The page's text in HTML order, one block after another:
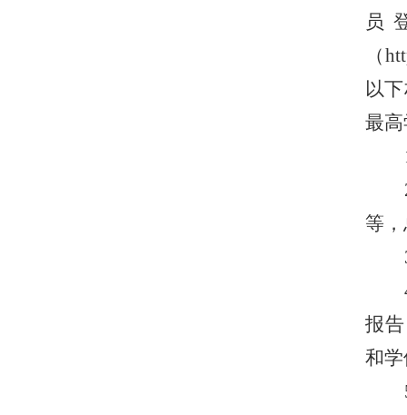
员
（
以
最
等
报告
和